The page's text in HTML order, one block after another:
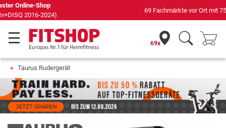
69 Fachmärkte vor Ort mit 75 eigenen Servicetechnikern
69x
Taurus Rudergerät